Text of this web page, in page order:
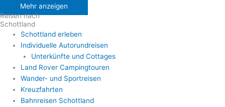
Mehr anzeigen
Reisen nach
Schottland
Schottland erleben
Individuelle Autorundreisen
Unterkünfte und Cottages
Land Rover Campingtouren
Wander- und Sportreisen
Kreuzfahrten
Bahnreisen Schottland